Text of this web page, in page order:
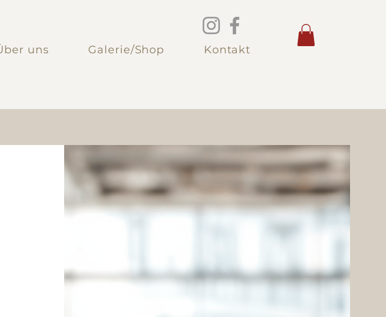
uns Galerie/Shop Kontakt